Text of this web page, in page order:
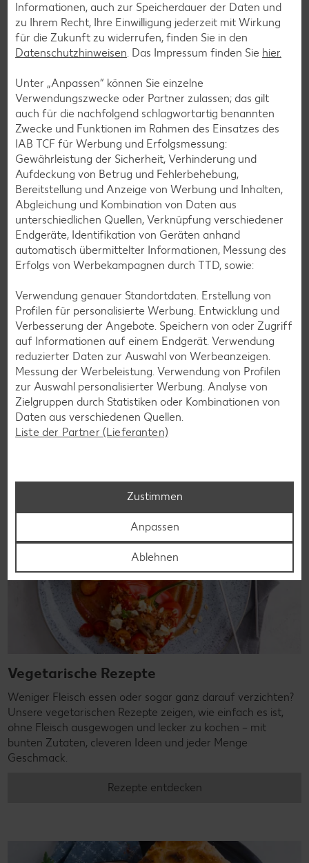
Wer auf Gluten verzichtet, muss nicht automatisch auf
Vielfalt und Geschmack verzichten. Ob süß oder herzhaft –
mit unseren glutenfreien Rezepten zauberst du dir Gerichte,
die nicht nur verträglich, sondern auch richtig lecker sind.
Rezepte entdecken
Laktosefreie Rezepte
Laktoseintoleranz muss dich kulinarisch nicht ausbremsen,
denn es geht auch ohne. Unsere laktosefreien Rezepte
bringen Vielfalt auf den Tisch – für große und kleine
Genießer, für die Lunchbox oder das Abendessen.
Rezepte entdecken
Vegetarische Rezepte
Weniger Fleisch essen oder sogar ganz darauf verzichten?
Unsere vegetarischen Rezepte zeigen, wie einfach es ist,
ohne Fleisch ausgewogen und lecker zu kochen – mit
bunten Zutaten, cleveren Ideen und jeder Menge
Geschmack.
Rezepte entdecken
Informationen, auch zur Speicherdauer der Daten und
zu Ihrem Recht, Ihre Einwilligung jederzeit mit Wirkung
für die Zukunft zu widerrufen, finden Sie in den
Datenschutzhinweisen. Das Impressum finden Sie hier.
Unter „Anpassen“ können Sie einzelne
Verwendungszwecke oder Partner zulassen; das gilt
auch für die nachfolgend schlagwortartig benannten
Zwecke und Funktionen im Rahmen des Einsatzes des
IAB TCF für Werbung und Erfolgsmessung:
Gewährleistung der Sicherheit, Verhinderung und
Aufdeckung von Betrug und Fehlerbehebung,
Bereitstellung und Anzeige von Werbung und Inhalten,
Abgleichung und Kombination von Daten aus
unterschiedlichen Quellen, Verknüpfung verschiedener
Endgeräte, Identifikation von Geräten anhand
automatisch übermittelter Informationen, Messung des
Erfolgs von Werbekampagnen durch TTD, sowie:
Verwendung genauer Standortdaten. Erstellung von
Profilen für personalisierte Werbung. Entwicklung und
Verbesserung der Angebote. Speichern von oder Zugriff
auf Informationen auf einem Endgerät. Verwendung
reduzierter Daten zur Auswahl von Werbeanzeigen.
Messung der Werbeleistung. Verwendung von Profilen
zur Auswahl personalisierter Werbung. Analyse von
Zielgruppen durch Statistiken oder Kombinationen von
Daten aus verschiedenen Quellen.
Liste der Partner (Lieferanten)
Zustimmen
Anpassen
Ablehnen